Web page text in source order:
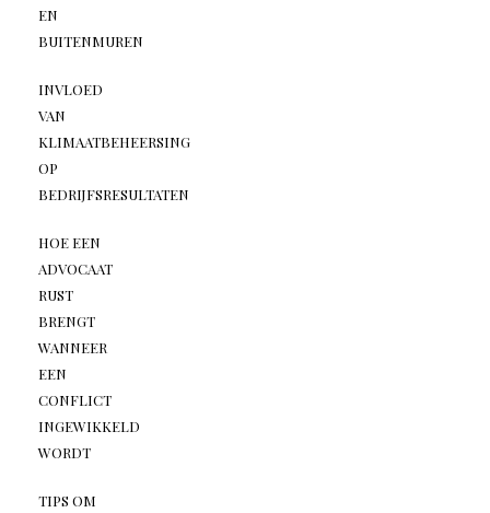
EN
BUITENMUREN
INVLOED
VAN
KLIMAATBEHEERSING
OP
BEDRIJFSRESULTATEN
HOE EEN
ADVOCAAT
RUST
BRENGT
WANNEER
EEN
CONFLICT
INGEWIKKELD
WORDT
TIPS OM